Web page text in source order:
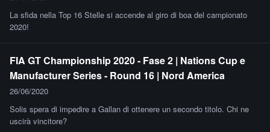
La sfida nella Top 16 Stelle si accende al giro di boa del campionato
2020!
FIA GT Championship 2020 - Fase 2 | Nations Cup e
Manufacturer Series - Round 16 | Nord America
26/06/2020
Solis spera di impedire a Gallan di ottenere un secondo titolo. Chi ne
uscirà vincitore?